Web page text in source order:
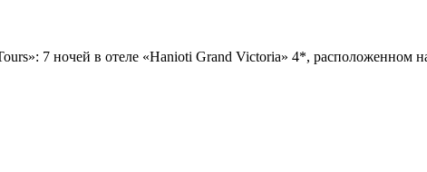
7 ночей в отеле «Hanioti Grand Victoria» 4*, расположенном